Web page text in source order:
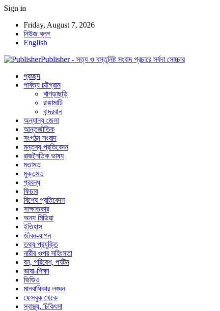
Sign in
Friday, August 7, 2026
নিউজ ব্লগ
English
Publisher - সত্য ও বস্তুনিষ্ট সংবাদ প্রচারে সর্বদা সোচ্চার
প্রচ্ছদ
পার্বত্য চট্টগ্রাম
খাগড়াছড়ি
রাঙামাটি
বান্দরবান
অন্যান্য জেলা
আন্তর্জাতিক
সংগঠন সংবাদ
মন্তব্য প্রতিবেদন
রাজনৈতিক ভাষ্য
মতামত
মুক্তমত
প্রবন্ধ
ফিচার
বিশেষ প্রতিবেদন
সাক্ষাতকার
অন্য মিডিয়া
ইতিহাস
জীবন-যাপন
তথ্য প্রযুক্তি
নারীর ওপর সহিংসতা
বন, পরিবেশ, পর্যটন
ভাষা-শিক্ষা
ভিডিও
মানবাধিকার লঙ্ঘন
ফেসবুক থেকে
স্বাস্থ্য, চিকিৎসা